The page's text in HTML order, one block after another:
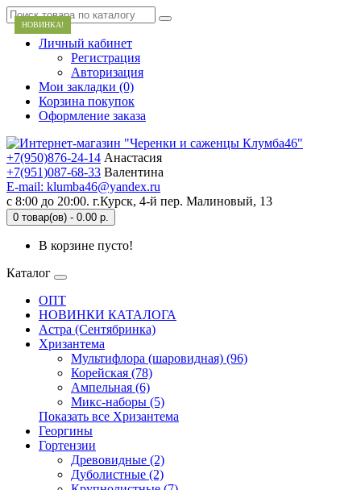
Личный кабинет
Регистрация
Авторизация
Мои закладки (0)
Корзина покупок
Оформление заказа
+7(950)876-24-14 Анастасия
+7(951)087-68-33 Валентина
E-mail: klumba46@yandex.ru
с 8:00 до 20:00. г.Курск, 4-й пер. Малиновый, 13
0 товар(ов) - 0.00 р.
В корзине пусто!
Каталог
ОПТ
НОВИНКИ КАТАЛОГА
Астра (Сентябринка)
Хризантема
Мультифлора (шаровидная) (96)
Корейская (78)
Ампельная (6)
Микс-наборы (5)
Показать все Хризантема
Георгины
Гортензии
Древовидные (2)
Дуболистные (2)
НОВИНКА!